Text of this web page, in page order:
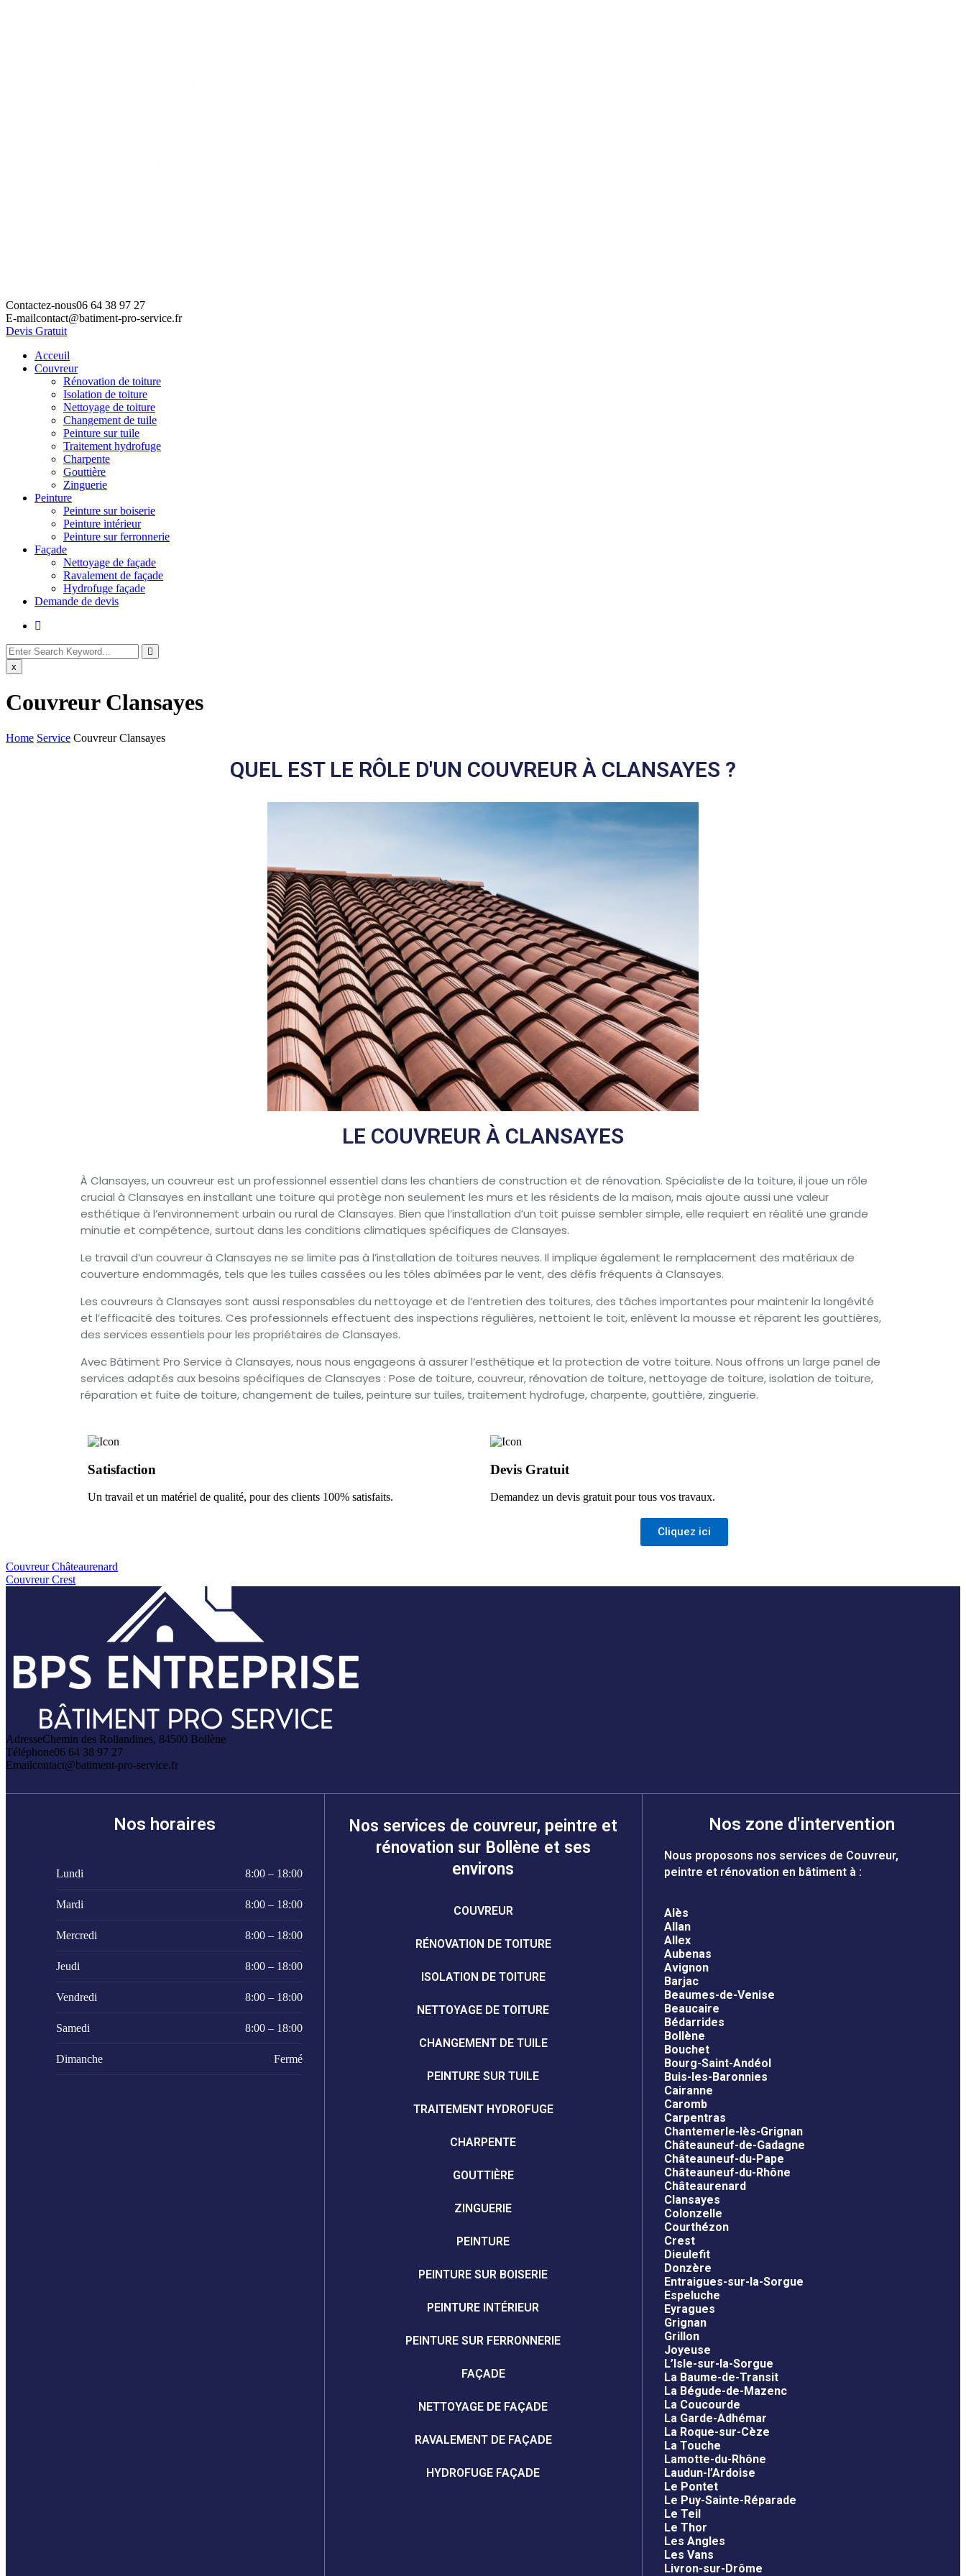
Contactez-nous06 64 38 97 27
E-mailcontact@batiment-pro-service.fr
Devis Gratuit
Acceuil
Couvreur
Rénovation de toiture
Isolation de toiture
Nettoyage de toiture
Changement de tuile
Peinture sur tuile
Traitement hydrofuge
Charpente
Gouttière
Zinguerie
Peinture
Peinture sur boiserie
Peinture intérieur
Peinture sur ferronnerie
Façade
Nettoyage de façade
Ravalement de façade
Hydrofuge façade
Demande de devis
x
Couvreur Clansayes
Home Service Couvreur Clansayes
QUEL EST LE RÔLE D'UN COUVREUR À CLANSAYES ?
LE COUVREUR À CLANSAYES
À Clansayes, un couvreur est un professionnel essentiel dans les chantiers de construction et de rénovation. Spécialiste de la toiture, il joue un rôle
crucial à Clansayes en installant une toiture qui protège non seulement les murs et les résidents de la maison, mais ajoute aussi une valeur
esthétique à l’environnement urbain ou rural de Clansayes. Bien que l’installation d’un toit puisse sembler simple, elle requiert en réalité une grande
minutie et compétence, surtout dans les conditions climatiques spécifiques de Clansayes.
Le travail d’un couvreur à Clansayes ne se limite pas à l’installation de toitures neuves. Il implique également le remplacement des matériaux de
couverture endommagés, tels que les tuiles cassées ou les tôles abîmées par le vent, des défis fréquents à Clansayes.
Les couvreurs à Clansayes sont aussi responsables du nettoyage et de l’entretien des toitures, des tâches importantes pour maintenir la longévité
et l’efficacité des toitures. Ces professionnels effectuent des inspections régulières, nettoient le toit, enlèvent la mousse et réparent les gouttières,
des services essentiels pour les propriétaires de Clansayes.
Avec Bâtiment Pro Service à Clansayes, nous nous engageons à assurer l’esthétique et la protection de votre toiture. Nous offrons un large panel de
services adaptés aux besoins spécifiques de Clansayes : Pose de toiture, couvreur, rénovation de toiture, nettoyage de toiture, isolation de toiture,
réparation et fuite de toiture, changement de tuiles, peinture sur tuiles, traitement hydrofuge, charpente, gouttière, zinguerie.
Satisfaction
Un travail et un matériel de qualité, pour des clients 100% satisfaits.
Devis Gratuit
Demandez un devis gratuit pour tous vos travaux.
Cliquez ici
Couvreur Châteaurenard
Couvreur Crest
AdresseChemin des Rollandines, 84500 Bollène
Téléphone06 64 38 97 27
Emailcontact@batiment-pro-service.fr
Nos horaires
Lundi 8:00 – 18:00
Mardi 8:00 – 18:00
Mercredi 8:00 – 18:00
Jeudi 8:00 – 18:00
Vendredi 8:00 – 18:00
Samedi 8:00 – 18:00
Dimanche Fermé
Nos services de couvreur, peintre et
rénovation sur Bollène et ses
environs
COUVREUR
RÉNOVATION DE TOITURE
ISOLATION DE TOITURE
NETTOYAGE DE TOITURE
CHANGEMENT DE TUILE
PEINTURE SUR TUILE
TRAITEMENT HYDROFUGE
CHARPENTE
GOUTTIÈRE
ZINGUERIE
PEINTURE
PEINTURE SUR BOISERIE
PEINTURE INTÉRIEUR
PEINTURE SUR FERRONNERIE
FAÇADE
NETTOYAGE DE FAÇADE
RAVALEMENT DE FAÇADE
HYDROFUGE FAÇADE
Nos zone d'intervention
Nous proposons nos services de Couvreur,
peintre et rénovation en bâtiment à :
Alès
Allan
Allex
Aubenas
Avignon
Barjac
Beaumes-de-Venise
Beaucaire
Bédarrides
Bollène
Bouchet
Bourg-Saint-Andéol
Buis-les-Baronnies
Cairanne
Caromb
Carpentras
Chantemerle-lès-Grignan
Châteauneuf-de-Gadagne
Châteauneuf-du-Pape
Châteauneuf-du-Rhône
Châteaurenard
Clansayes
Colonzelle
Courthézon
Crest
Dieulefit
Donzère
Entraigues-sur-la-Sorgue
Espeluche
Eyragues
Grignan
Grillon
Joyeuse
L’Isle-sur-la-Sorgue
La Baume-de-Transit
La Bégude-de-Mazenc
La Coucourde
La Garde-Adhémar
La Roque-sur-Cèze
La Touche
Lamotte-du-Rhône
Laudun-l’Ardoise
Le Pontet
Le Puy-Sainte-Réparade
Le Teil
Le Thor
Les Angles
Les Vans
Livron-sur-Drôme